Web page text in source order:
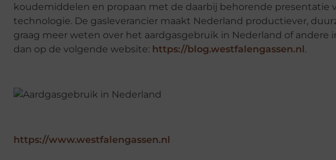
koudemiddelen en propaan met de daarbij behorende presentatie
technologie. De gasleverancier maakt Nederland productiever,
graag meer weten over het aardgasgebruik in Nederland of andere
dan op de volgende website: https://blog.westfalengassen.nl.
https://www.westfalengassen.nl